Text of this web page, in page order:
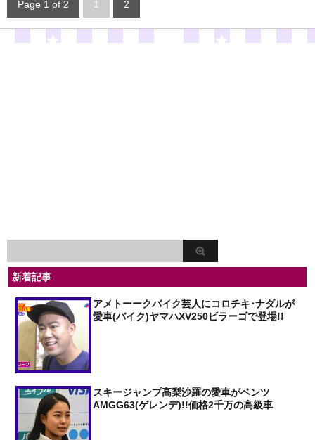
Page 1 of 2 1 2
新着記事
アメトーークバイク芸人にコロチキ･ナダルが
愛車(バイク)ヤマハXV250ビラーゴで登場!!
スキージャンプ高梨沙羅の愛車がベンツ
AMGG63(ゲレンデ)!!価格2千万の高級車